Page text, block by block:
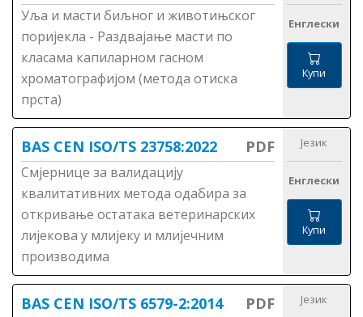
Уља и масти биљног и животињског
поријекла - Раздвајање масти по
класама капиларном гасном
хроматографијом (метода отиска
прста)
Енглески
Купи
BAS CEN ISO/TS 23758:2022 PDF
Смјернице за валидацију
квалитативних метода одабира за
откривање остатака ветеринарских
лијекова у млијеку и млијечним
производима
Језик
Енглески
Купи
BAS CEN ISO/TS 6579-2:2014 PDF Језик